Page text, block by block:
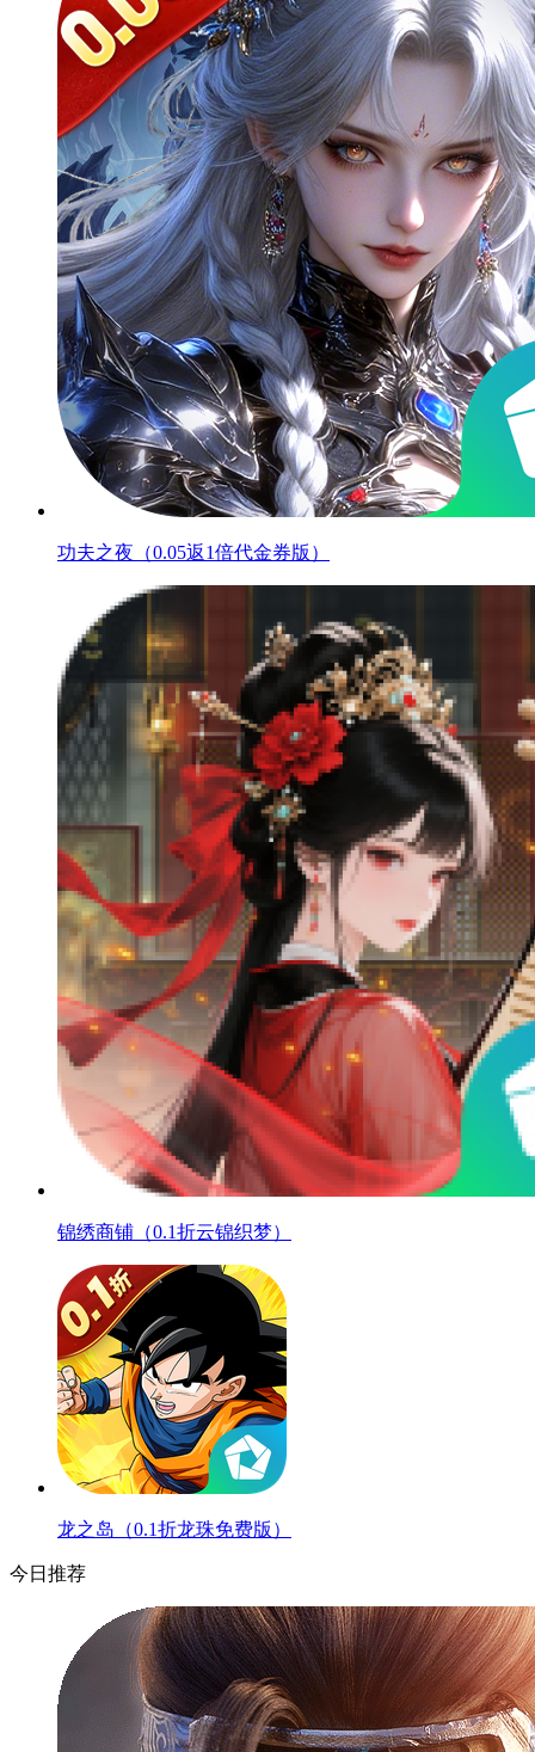
功夫之夜（0.05返1倍代金券版）
锦绣商铺（0.1折云锦织梦）
龙之岛（0.1折龙珠免费版）
今日推荐